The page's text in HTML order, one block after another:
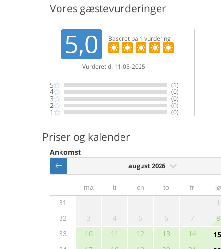
Vores gæstevurderinger
5,0 Baseret på 1 vurdering
Vurderet d. 11-05-2025
5 (1)
4 (0)
3 (0)
2 (0)
1 (0)
Priser og kalender
Ankomst
august 2026
ma ti on to fr lø
31
1
32 3 4 5 6 7 8
33 10 11 12 13 14 15